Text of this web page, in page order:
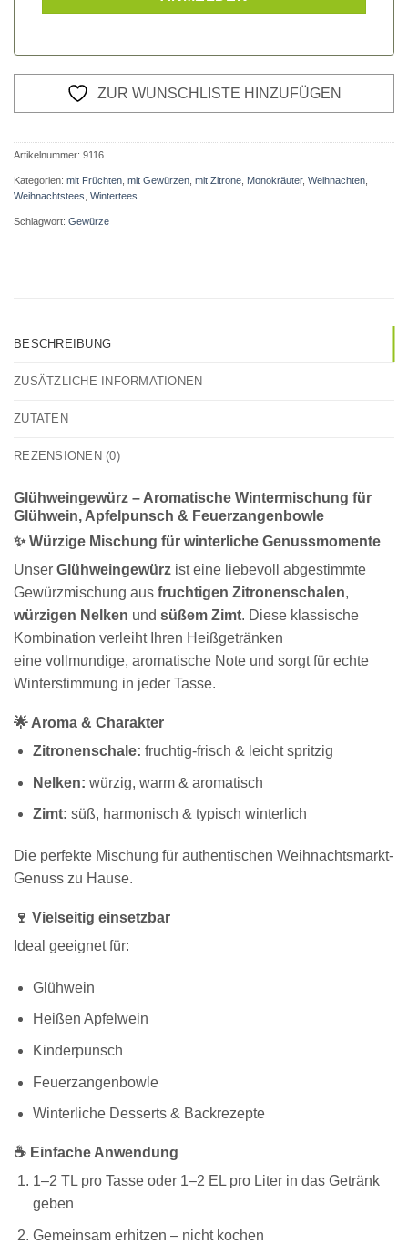
ZUR WUNSCHLISTE HINZUFÜGEN
Artikelnummer: 9116
Kategorien: mit Früchten mit Gewürzen mit Zitrone Monokräuter, Weihnachten
Weihnachtstees Wintertees
Schlagwort: Gewürze
BESCHREIBUNG
ZUSÄTZLICHE INFORMATIONEN
ZUTATEN
REZENSIONEN (0)
Glühweingewürz – Aromatische Wintermischung für
Glühwein, Apfelpunsch & Feuerzangenbowle
✨ Würzige Mischung für winterliche Genussmomente
Unser Glühweingewürz ist eine liebevoll abgestimmte
Gewürzmischung aus fruchtigen Zitronenschalen,
würzigen Nelken und süßem Zimt. Diese klassische
Kombination verleiht Ihren Heißgetränken
eine vollmundige, aromatische Note und sorgt für echte
Winterstimmung in jeder Tasse.
🌟 Aroma & Charakter
Zitronenschale: fruchtig-frisch & leicht spritzig
Nelken: würzig, warm & aromatisch
Zimt: süß, harmonisch & typisch winterlich
Die perfekte Mischung für authentischen Weihnachtsmarkt-
Genuss zu Hause.
🍷 Vielseitig einsetzbar
Ideal geeignet für:
Glühwein
Heißen Apfelwein
Kinderpunsch
Feuerzangenbowle
Winterliche Desserts & Backrezepte
☕ Einfache Anwendung
1–2 TL pro Tasse oder 1–2 EL pro Liter in das Getränk
geben
Gemeinsam erhitzen – nicht kochen